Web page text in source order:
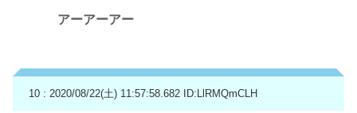
アーアーアー
10 : 2020/08/22(土) 11:57:58.682 ID:LlRMQmCLH